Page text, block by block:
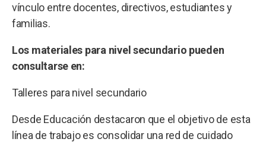
vínculo entre docentes, directivos, estudiantes y
familias.
Los materiales para nivel secundario pueden
consultarse en:
Talleres para nivel secundario
Desde Educación destacaron que el objetivo de esta
línea de trabajo es consolidar una red de cuidado